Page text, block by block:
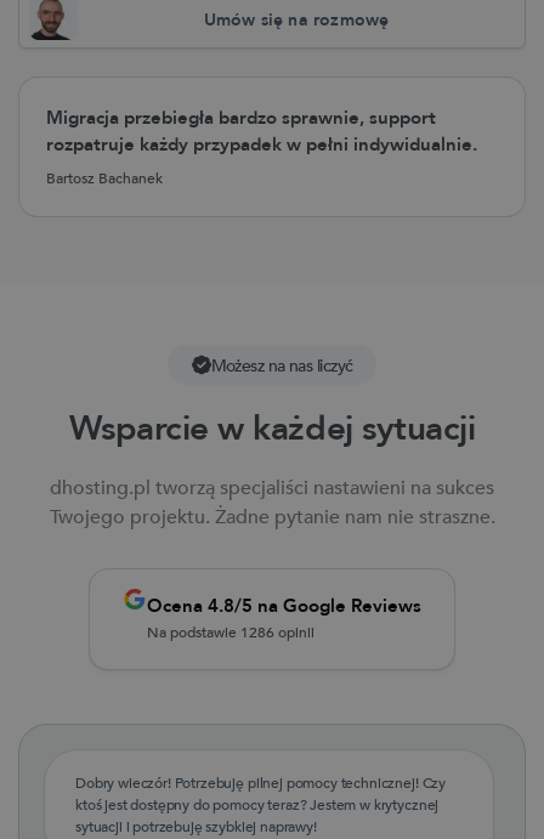
Umów się na rozmowę
Migracja przebiegła bardzo sprawnie, support
rozpatruje każdy przypadek w pełni indywidualnie.
Bartosz Bachanek
Możesz na nas liczyć
Wsparcie w każdej sytuacji
dhosting.pl tworzą specjaliści nastawieni na sukces
Twojego projektu. Żadne pytanie nam nie straszne.
Ocena 4.8/5 na Google Reviews
Na podstawie 1286 opinii
Dobry wieczór! Potrzebuję pilnej pomocy technicznej! Czy
ktoś jest dostępny do pomocy teraz? Jestem w krytycznej
sytuacji i potrzebuję szybkiej naprawy!